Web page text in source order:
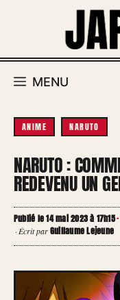
MENU
ANIME NARUTO
NARUTO :
REDEVENU UN
Publié le 14 mai 2023 à 17h15·
·Écrit parGuillaume Lejeune